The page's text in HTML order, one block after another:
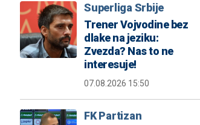
Superliga Srbije
Trener Vojvodine bez
dlake na jeziku:
Zvezda? Nas to ne
interesuje!
07.08.2026 15:50
FK Partizan